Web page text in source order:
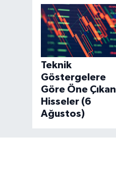
Teknik
Göstergelere
Göre Öne Çıkan
Hisseler (6
Ağustos)